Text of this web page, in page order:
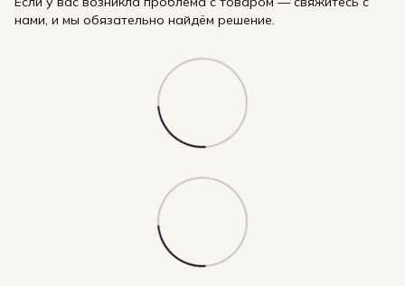
нами, и мы обязательно найдём решение.